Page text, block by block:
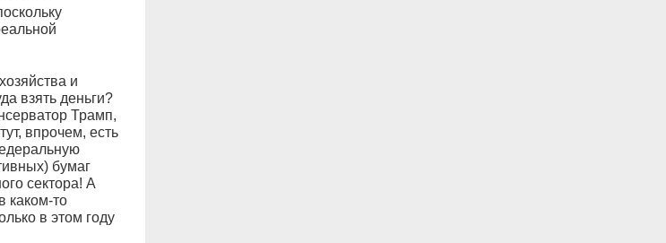
и
взять деньги?
Трамп,
впрочем, есть
бумаг
сектора! А
каком-то
в этом году